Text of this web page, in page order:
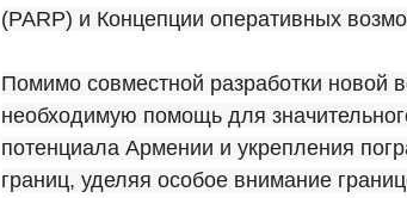
(PARP) и Концепции оперативных
Помимо совместной разработки новой
необходимую помощь для
потенциала Армении и укрепления
границ, уделяя особое внимание